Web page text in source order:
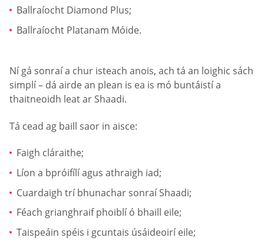
Ballraíocht Diamond Plus;
Ballraíocht Platanam Móide.
Ní gá sonraí a chur isteach anois, ach tá an loighic sách
simplí – dá airde an plean is ea is mó buntáistí a
thaitneoidh leat ar Shaadi.
Tá cead ag baill saor in aisce:
Faigh cláraithe;
Líon a bpróifílí agus athraigh iad;
Cuardaigh trí bhunachar sonraí Shaadi;
Féach grianghraif phoiblí ó bhaill eile;
Taispeáin spéis i gcuntais úsáideoirí eile;